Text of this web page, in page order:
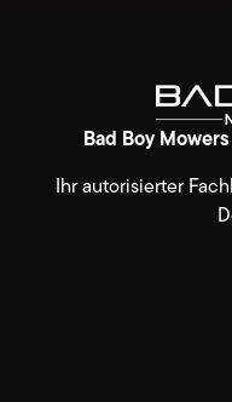
Bad Boy
Ihr autorisierter